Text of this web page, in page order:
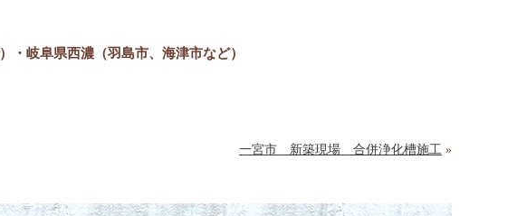
）・岐阜県西濃（羽島市、海津市など）
一宮市 新築現場 合併浄化槽施工 »